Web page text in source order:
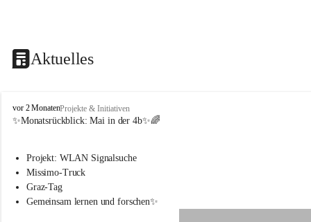
Aktuelles
V
o
s
s
c
vor 2 MonatenProjekte & Initiativen
✨Monatsrückblick: Mai in der 4b✨🌈
Projekt: WLAN Signalsuche
Missimo-Truck
Graz-Tag
Gemeinsam lernen und forschen✨